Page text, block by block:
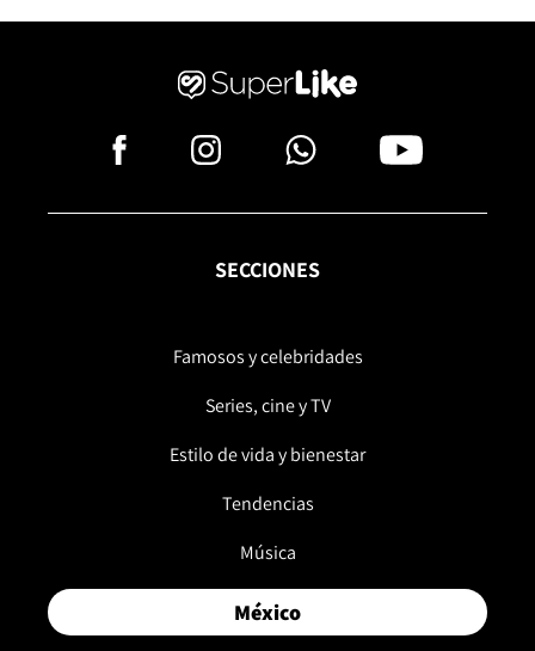
SECCIONES
Famosos y celebridades
Series, cine y TV
Estilo de vida y bienestar
Tendencias
Música
México